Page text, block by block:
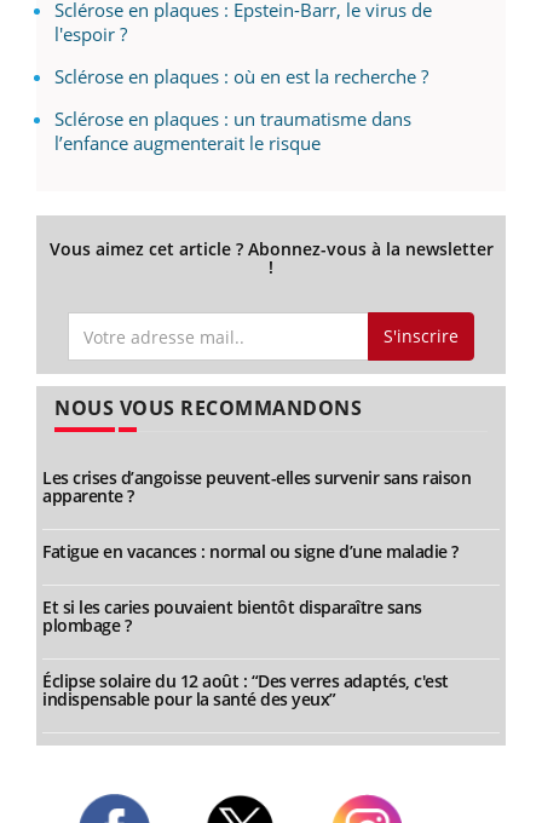
Sclérose en plaques : Epstein-Barr, le virus de
l'espoir ?
Sclérose en plaques : où en est la recherche ?
Sclérose en plaques : un traumatisme dans
l’enfance augmenterait le risque
Vous aimez cet article ? Abonnez-vous à la newsletter
!
S'inscrire
NOUS VOUS RECOMMANDONS
Les crises d’angoisse peuvent-elles survenir sans raison
apparente ?
Fatigue en vacances : normal ou signe d’une maladie ?
Et si les caries pouvaient bientôt disparaître sans
plombage ?
Éclipse solaire du 12 août : “Des verres adaptés, c'est
indispensable pour la santé des yeux”